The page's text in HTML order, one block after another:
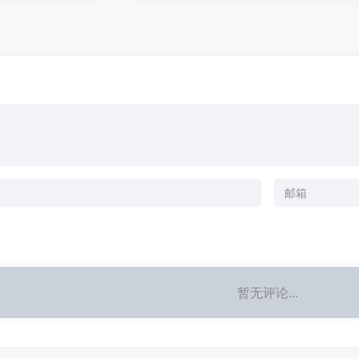
暂无评论...